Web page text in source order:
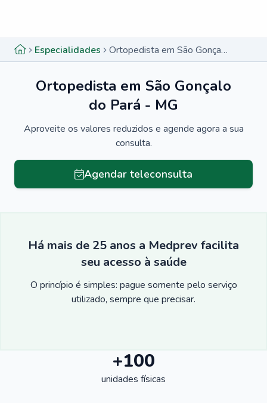
Especialidades Ortopedista em São Gonçalo do Pará - MG
Ortopedista em São Gonçalo
do Pará - MG
Aproveite os valores reduzidos e agende agora a sua
consulta.
Agendar teleconsulta
Há mais de 25 anos a Medprev facilita
seu acesso à saúde
O princípio é simples: pague somente pelo serviço
utilizado, sempre que precisar.
+100
unidades físicas